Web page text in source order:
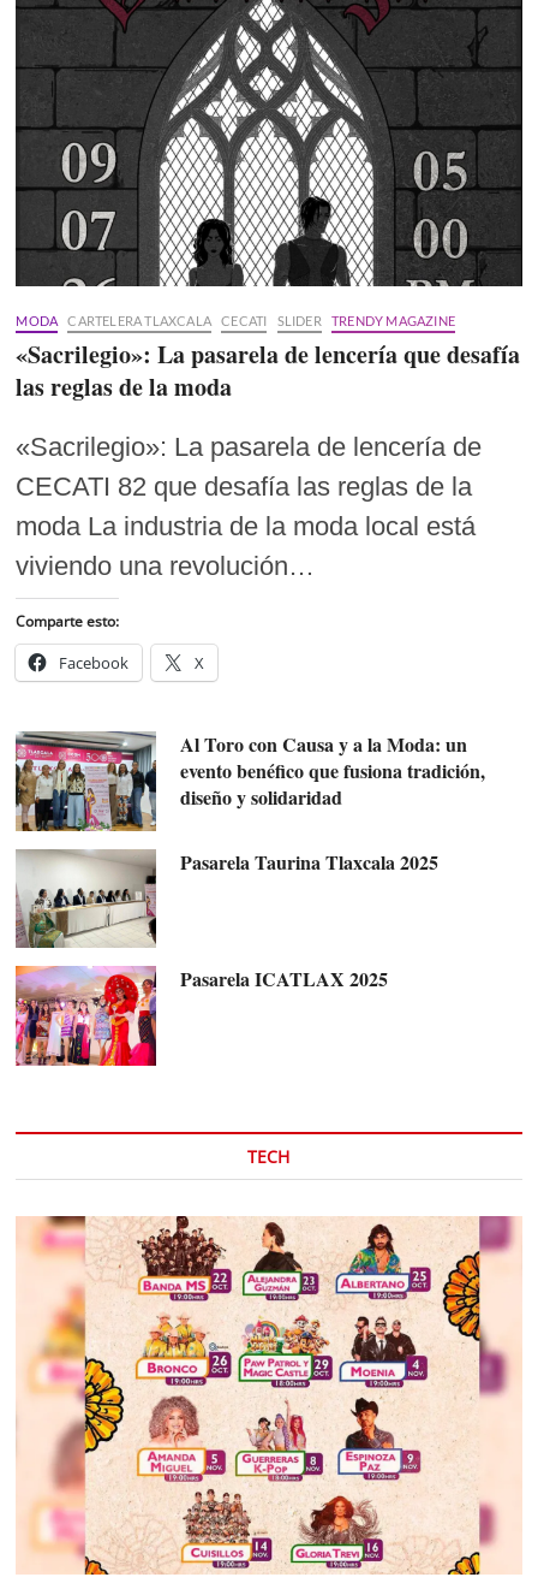
MODA CARTELERA TLAXCALA CECATI SLIDER TRENDY MAGAZINE
«Sacrilegio»: La pasarela de lencería que desafía
las reglas de la moda
«Sacrilegio»: La pasarela de lencería de
CECATI 82 que desafía las reglas de la
moda La industria de la moda local está
viviendo una revolución…
Comparte esto:
Facebook X
Al Toro con Causa y a la Moda: un
evento benéfico que fusiona tradición,
diseño y solidaridad
Pasarela Taurina Tlaxcala 2025
Pasarela ICATLAX 2025
TECH